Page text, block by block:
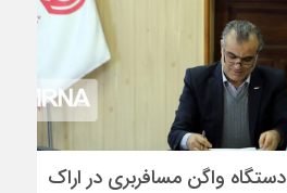
تفاهم‌نامه ساخت ۲۰ دستگاه واگن مسافربری در اراک